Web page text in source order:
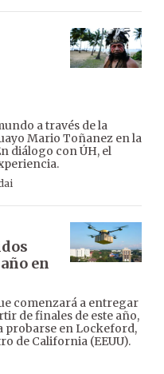
a través de la
Mario Toñanez en la
diálogo con ÚH, el
en
comenzará a entregar
de finales de este año,
probarse en Lockeford,
de California (EEUU).